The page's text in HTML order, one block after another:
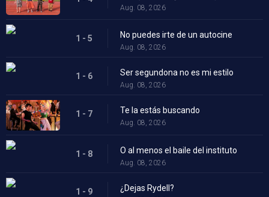
Aug. 08, 2026
1 - 5 No puedes irte de un autocine
Aug. 08, 2026
1 - 6 Ser segundona no es mi estilo
Aug. 08, 2026
1 - 7 Te la estás buscando
Aug. 08, 2026
1 - 8 O al menos el baile del instituto
Aug. 08, 2026
1 - 9 ¿Dejas Rydell?